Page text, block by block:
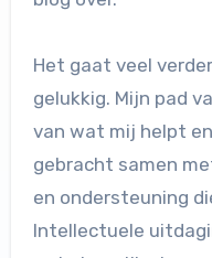
Het gaat veel
gelukkig. Mijn pad
van wat mij helpt
gebracht samen
en ondersteuning
Intellectuele